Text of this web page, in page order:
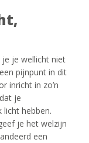
je je wellicht niet
pijnpunt in dit
inricht in zo’n
je
hebben.
je het welzijn
een